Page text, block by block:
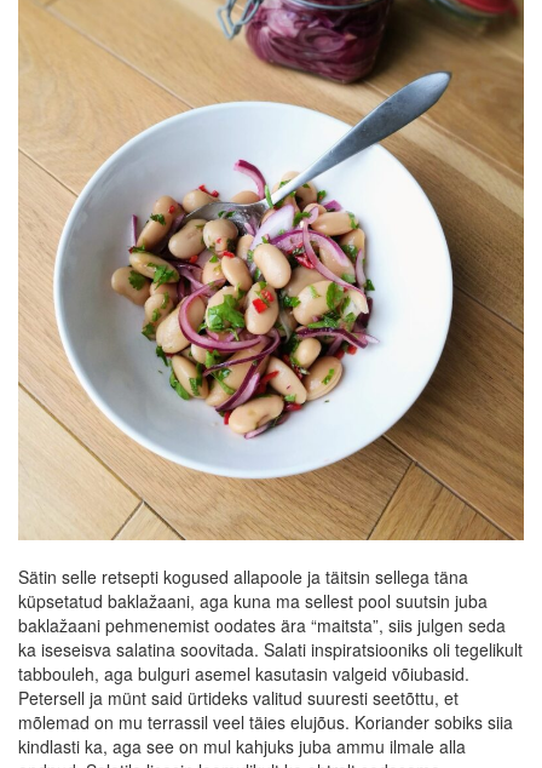
Sätin selle retsepti kogused allapoole ja täitsin sellega täna
küpsetatud baklažaani, aga kuna ma sellest pool suutsin juba
baklažaani pehmenemist oodates ära “maitsta”, siis julgen seda
ka iseseisva salatina soovitada. Salati inspiratsiooniks oli tegelikult
tabbouleh, aga bulguri asemel kasutasin valgeid võiubasid.
Petersell ja münt said ürtideks valitud suuresti seetõttu, et
mõlemad on mu terrassil veel täies elujõus. Koriander sobiks siia
kindlasti ka, aga see on mul kahjuks juba ammu ilmale alla